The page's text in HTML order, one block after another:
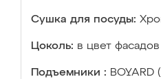
Сушка для посуды:
Цоколь: в цвет
Подъемники :